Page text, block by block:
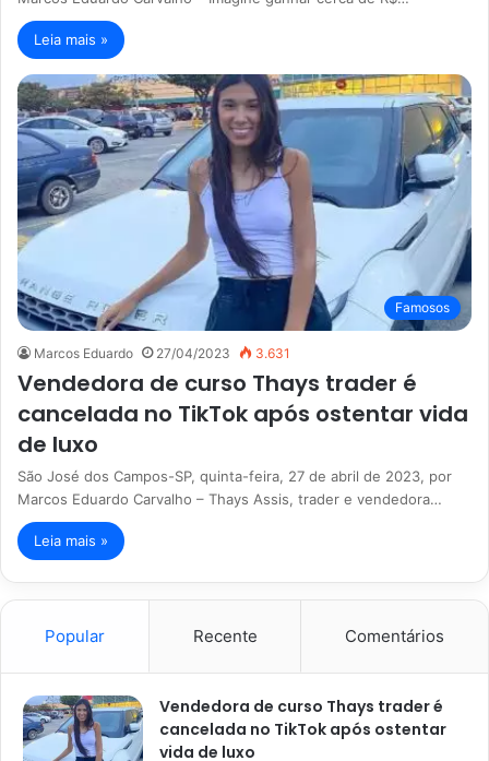
Leia mais »
Famosos
Marcos Eduardo 27/04/2023 3.631
Vendedora de curso Thays trader é
cancelada no TikTok após ostentar vida
de luxo
São José dos Campos-SP, quinta-feira, 27 de abril de 2023, por
Marcos Eduardo Carvalho – Thays Assis, trader e vendedora…
Leia mais »
Popular Recente Comentários
Vendedora de curso Thays trader é
cancelada no TikTok após ostentar
vida de luxo